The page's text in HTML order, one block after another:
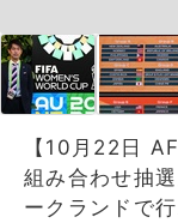
【10月22日
組み合わせ抽
ークランドで